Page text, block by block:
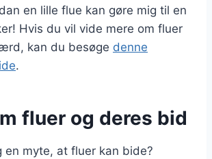
en lille flue kan gøre mig til en
Hvis du vil vide mere om fluer
kan du besøge denne
.
fluer og deres bid
en myte, at fluer kan bide?